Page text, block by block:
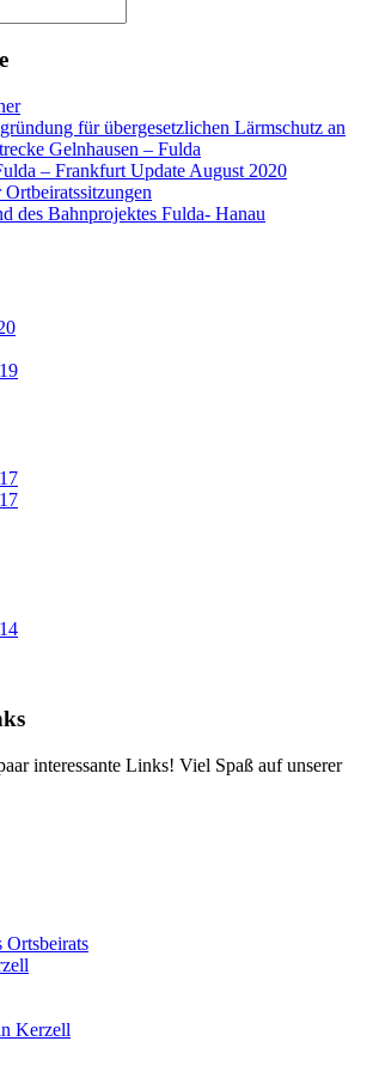
für übergesetzlichen Lärmschutz an
Gelnhausen – Fulda
– Frankfurt Update August 2020
des Bahnprojektes Fulda- Hanau
interessante Links! Viel Spaß auf unserer
Ortsbeirats
Kerzell